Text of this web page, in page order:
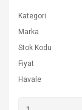
Kategori
Marka
Stok Kodu
Fiyat
Havale